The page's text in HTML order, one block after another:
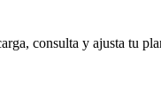
consulta y ajusta tu